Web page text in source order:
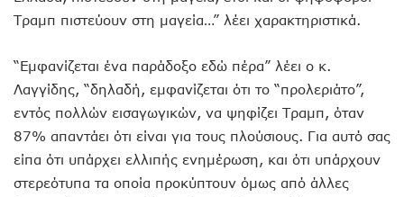
Τραμπ πιστεύουν στη μαγεία…” λέει χαρακτηριστικά.
“Εμφανίζεται ένα παράδοξο εδώ πέρα” λέει ο κ.
Λαγγίδης, “δηλαδή, εμφανίζεται ότι το “προλεριάτο”,
εντός πολλών εισαγωγικών, να ψηφίζει Τραμπ, όταν
87% απαντάει ότι είναι για τους πλούσιους. Για αυτό σας
είπα ότι υπάρχει ελλιπής ενημέρωση, και ότι υπάρχουν
στερεότυπα τα οποία προκύπτουν όμως από άλλες